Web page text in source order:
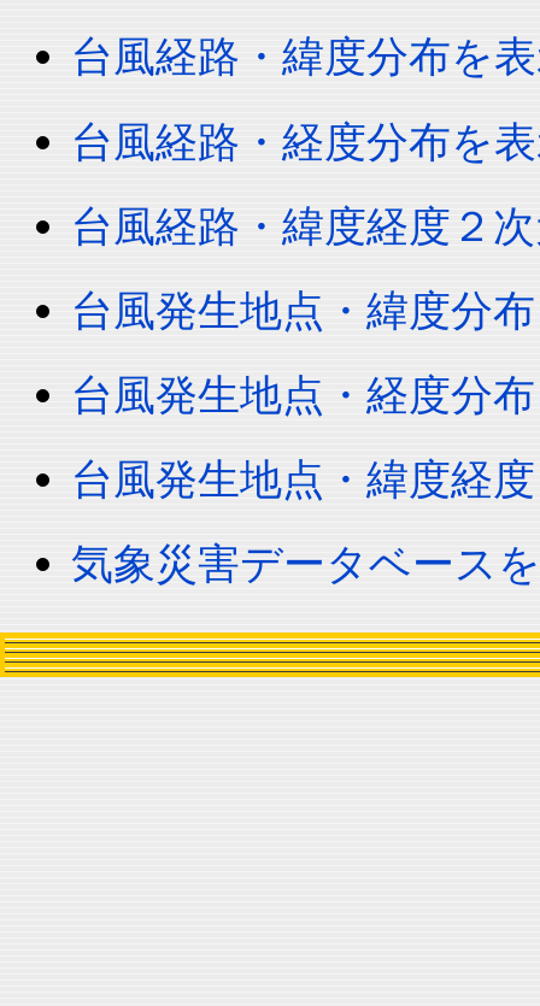
台風経路・緯度分布を
台風経路・経度分布を
台風経路・緯度経度２
台風発生地点・緯度分
台風発生地点・経度分
台風発生地点・緯度経
気象災害データベース